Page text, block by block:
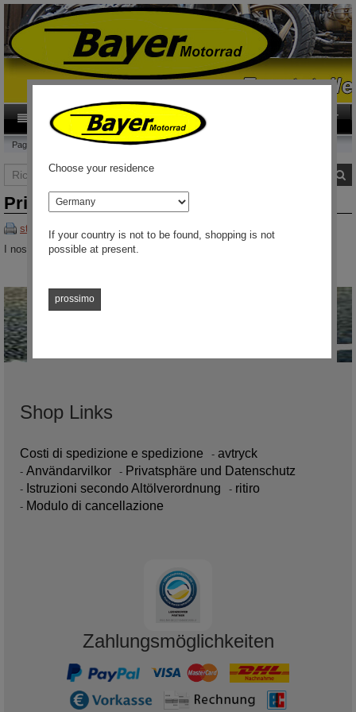
Category IT
Pagina principale Privacy Policy
Ricerca
Privacy Policy
stampa
I nostri
termini e condizioni generali (CG)
Shop Links
Costi di spedizione e spedizione
avtryck
Användarvilkor
Privatsphäre und Datenschutz
Istruzioni secondo Altölverordnung
ritiro
Modulo di cancellazione
Zahlungsmöglichkeiten
Choose your residence
paese
If your country is not to be found, shopping is not
possible at present.
prossimo